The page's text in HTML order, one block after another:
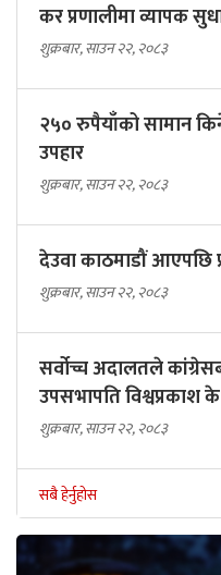
कर प्रणालीमा व्यापक
शुक्रबार, साउन २२, २०८३
२५० रुपैयाँको सामान
उपहार
शुक्रबार, साउन २२, २०८३
देउवा काठमाडौं आएपछि
शुक्रबार, साउन २२, २०८३
सर्वोच्च अदालतले
उपसभापति विश्वप्रकाश
शुक्रबार, साउन २२, २०८३
सबै हेर्नुहोस